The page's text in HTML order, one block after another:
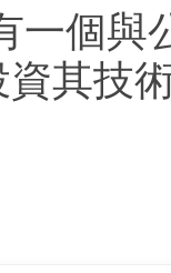
一個與
其技